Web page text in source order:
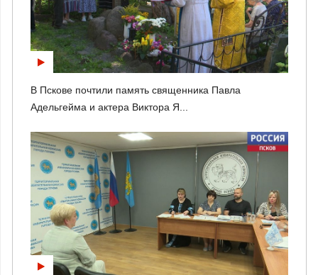
В Пскове почтили память священника Павла
Адельгейма и актера Виктора Я...